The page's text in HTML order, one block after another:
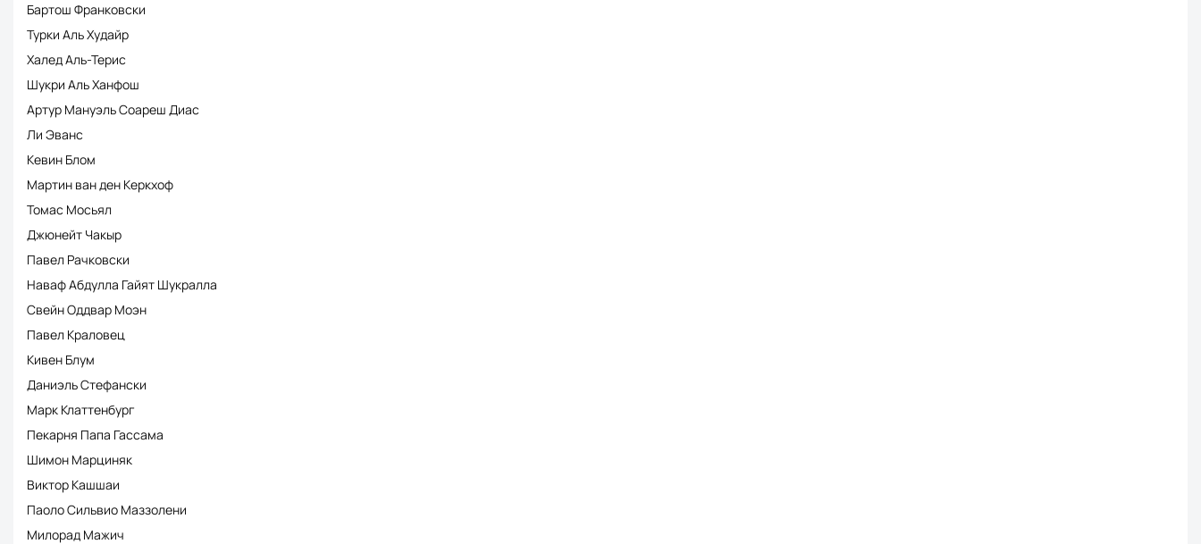
Бартош Франковски
Турки Аль Худайр
Халед Аль-Терис
Шукри Аль Ханфош
Артур Мануэль Соареш Диас
Ли Эванс
Кевин Блом
Мартин ван ден Керкхоф
Томас Мосьял
Джюнейт Чакыр
Павел Рачковски
Наваф Абдулла Гайят Шукралла
Свейн Оддвар Моэн
Павел Краловец
Кивен Блум
Даниэль Стефански
Марк Клаттенбург
Пекарня Папа Гассама
Шимон Марциняк
Виктор Кашшаи
Паоло Сильвио Маззолени
Милорад Мажич